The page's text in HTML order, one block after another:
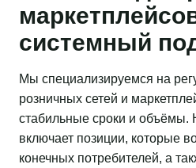
системный
Мы специализируемся на
розничных сетей и
стабильные сроки и объёмы.
включает позиции, которые
конечных потребителей, а